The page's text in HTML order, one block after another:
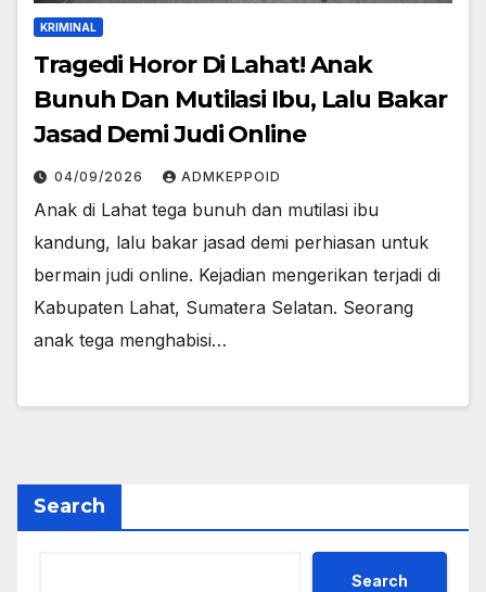
KRIMINAL
Tragedi Horor Di Lahat! Anak
Bunuh Dan Mutilasi Ibu, Lalu Bakar
Jasad Demi Judi Online
04/09/2026 ADMKEPPOID
Anak di Lahat tega bunuh dan mutilasi ibu
kandung, lalu bakar jasad demi perhiasan untuk
bermain judi online. Kejadian mengerikan terjadi di
Kabupaten Lahat, Sumatera Selatan. Seorang
anak tega menghabisi…
Search
Search